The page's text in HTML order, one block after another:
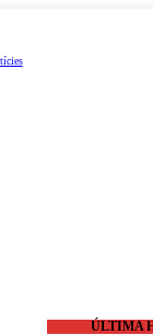
ÚLTIMA